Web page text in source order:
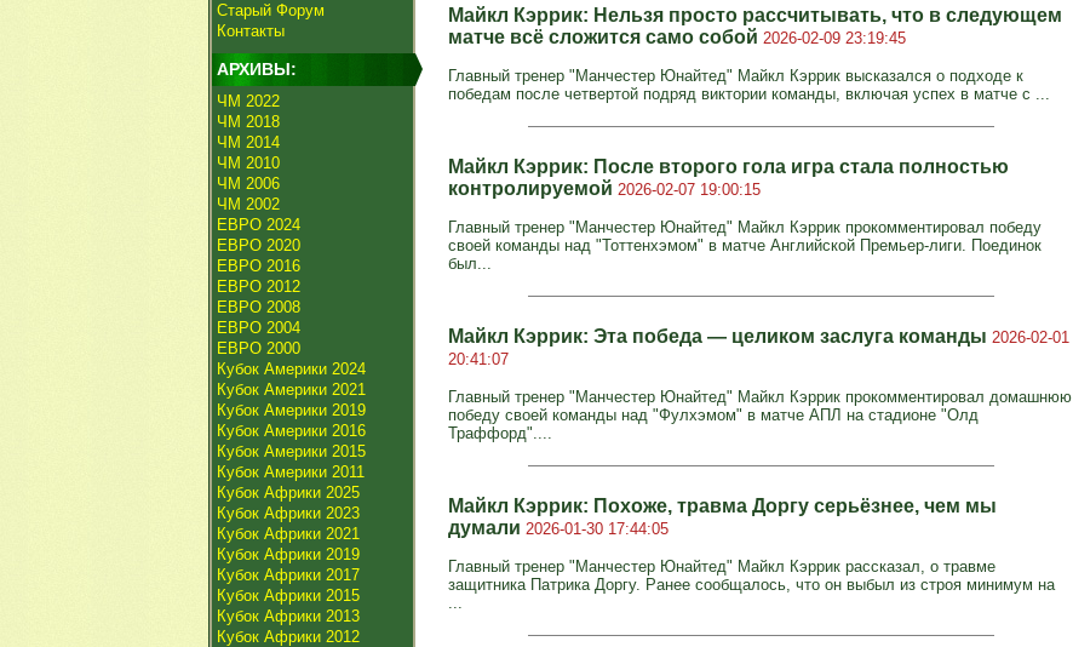
Старый Форум
Контакты
АРХИВЫ:
ЧМ 2022
ЧМ 2018
ЧМ 2014
ЧМ 2010
ЧМ 2006
ЧМ 2002
ЕВРО 2024
ЕВРО 2020
ЕВРО 2016
ЕВРО 2012
ЕВРО 2008
ЕВРО 2004
ЕВРО 2000
Кубок Америки 2024
Кубок Америки 2021
Кубок Америки 2019
Кубок Америки 2016
Кубок Америки 2015
Кубок Америки 2011
Кубок Африки 2025
Кубок Африки 2023
Кубок Африки 2021
Кубок Африки 2019
Кубок Африки 2017
Кубок Африки 2015
Кубок Африки 2013
Кубок Африки 2012
Майкл Кэррик: Нельзя просто рассчитывать, что в следующем
матче всё сложится само собой 2026-02-09 23:19:45
Главный тренер "Манчестер Юнайтед" Майкл Кэррик высказался о подходе к
победам после четвертой подряд виктории команды, включая успех в матче с ...
Майкл Кэррик: После второго гола игра стала полностью
контролируемой 2026-02-07 19:00:15
Главный тренер "Манчестер Юнайтед" Майкл Кэррик прокомментировал победу
своей команды над "Тоттенхэмом" в матче Английской Премьер-лиги. Поединок
был...
Майкл Кэррик: Эта победа — целиком заслуга команды 2026-02-01
20:41:07
Главный тренер "Манчестер Юнайтед" Майкл Кэррик прокомментировал домашнюю
победу своей команды над "Фулхэмом" в матче АПЛ на стадионе "Олд
Траффорд"....
Майкл Кэррик: Похоже, травма Доргу серьёзнее, чем мы
думали 2026-01-30 17:44:05
Главный тренер "Манчестер Юнайтед" Майкл Кэррик рассказал, о травме
защитника Патрика Доргу. Ранее сообщалось, что он выбыл из строя минимум на
...